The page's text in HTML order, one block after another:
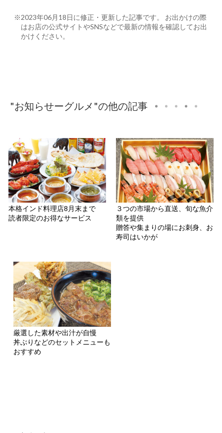
※2023年06月18日に修正・更新した記事です。 お出かけの際
はお店の公式サイトやSNSなどで最新の情報を確認してお出
かけください。
"お知らせーグルメ"の他の記事
本格インド料理店8月末まで
読者限定のお得なサービス
３つの市場から直送、旬な魚介
類を提供
贈答や集まりの場にお刺身、お
寿司はいかが
厳選した素材や出汁が自慢
丼ぶりなどのセットメニューも
おすすめ